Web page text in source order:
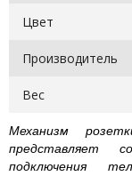
Цвет
Производитель
Вес
Механизм
представляет
подключения